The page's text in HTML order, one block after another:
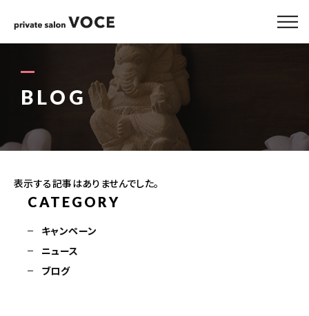
BLOG
表示する記事はありませんでした。
CATEGORY
キャンペーン
ニュース
ブログ
ABOUT
MENU
GALLERY